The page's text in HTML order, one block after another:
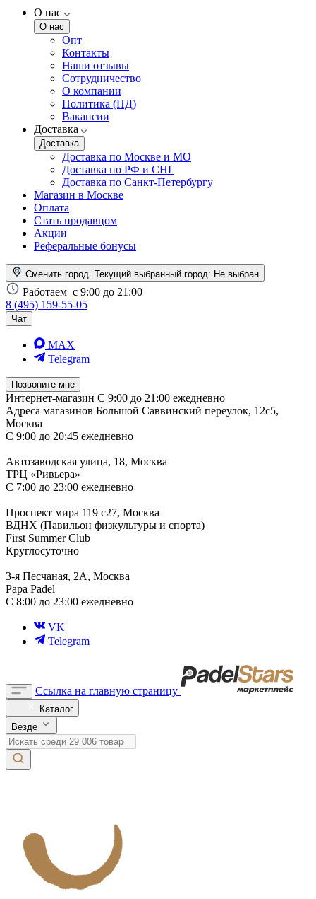
О нас
О нас
Опт
Контакты
Наши отзывы
Сотрудничество
О компании
Политика (ПД)
Вакансии
Доставка
Доставка
Доставка по Москве и МО
Доставка по РФ и СНГ
Доставка по Санкт-Петербургу
Магазин в Москве
Оплата
Стать продавцом
Акции
Реферальные бонусы
Сменить город. Текущий выбранный город: Не выбран
Работаем с 9:00 до 21:00
8 (495) 159-55-05
Чат
MAX
Telegram
Позвоните мне
Интернет-магазин С 9:00 до 21:00 ежедневно
Адреса магазинов Большой Саввинский переулок, 12с5,
Москва
С 9:00 до 20:45 ежедневно
Автозаводская улица, 18, Москва
ТРЦ «Ривьера»
С 7:00 до 23:00 ежедневно
Проспект мира 119 с27, Москва
ВДНХ (Павильон физкультуры и спорта)
First Summer Club
Круглосуточно
3-я Песчаная, 2А, Москва
Papa Padel
С 8:00 до 23:00 ежедневно
VK
Telegram
Ссылка на главную страницу
Каталог
Везде